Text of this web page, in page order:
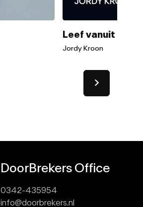
Leef vanuit de
Jordy Kroon
DoorBrekers Office
0342-435954
info@doorbrekers.nl